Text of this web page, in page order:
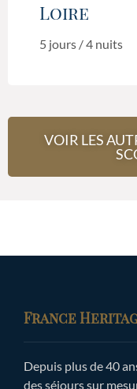
Loire
5 jours / 4 nuits
VOIR LES
France
Depuis plus de 40
des séjours sur